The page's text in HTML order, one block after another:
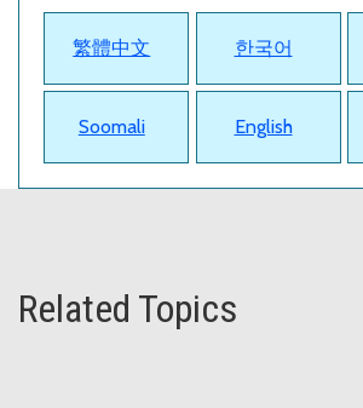
繁體中文 한국어
Soomali English
Related Topics